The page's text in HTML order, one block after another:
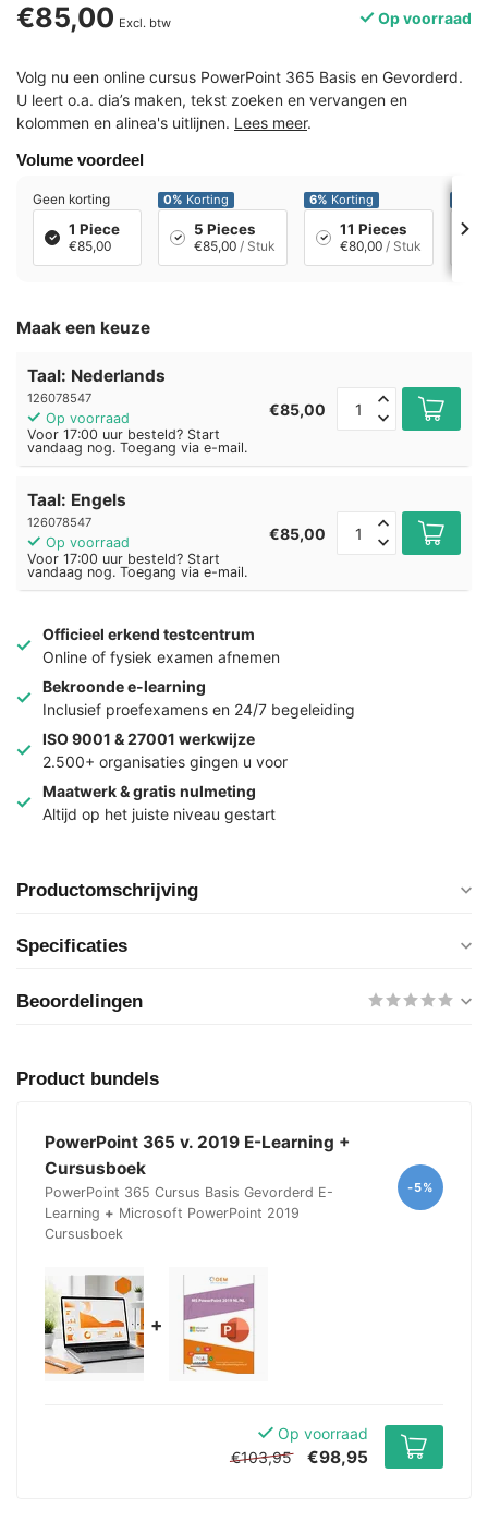
€85,00 Excl. btw Op voorraad
Volg nu een online cursus PowerPoint 365 Basis en Gevorderd.
U leert o.a. dia’s maken, tekst zoeken en vervangen en
kolommen en alinea's uitlijnen. Lees meer.
Volume voordeel
Geen korting
1 Piece
€85,00
0% Korting
5 Pieces
€85,00 / Stuk
6% Korting
11 Pieces
€80,00 / Stuk
Maak een keuze
Taal: Nederlands
126078547
Op voorraad
Voor 17:00 uur besteld? Start
vandaag nog. Toegang via e-mail.
€85,00
Taal: Engels
126078547
Op voorraad
Voor 17:00 uur besteld? Start
vandaag nog. Toegang via e-mail.
€85,00
Officieel erkend testcentrum
Online of fysiek examen afnemen
Bekroonde e-learning
Inclusief proefexamens en 24/7 begeleiding
ISO 9001 & 27001 werkwijze
2.500+ organisaties gingen u voor
Maatwerk & gratis nulmeting
Altijd op het juiste niveau gestart
Productomschrijving
Specificaties
Beoordelingen
Product bundels
PowerPoint 365 v. 2019 E-Learning +
Cursusboek
PowerPoint 365 Cursus Basis Gevorderd E-
Learning + Microsoft PowerPoint 2019
Cursusboek
-5%
+
Op voorraad
€103,95
€98,95